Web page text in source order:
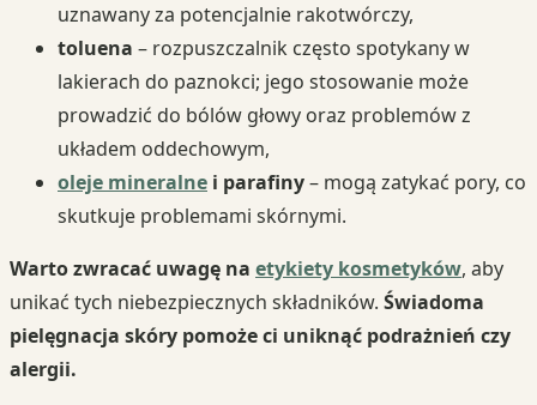
uznawany za potencjalnie rakotwórczy,
toluena – rozpuszczalnik często spotykany w
lakierach do paznokci; jego stosowanie może
prowadzić do bólów głowy oraz problemów z
układem oddechowym,
oleje mineralne i parafiny– mogą zatykać pory, co
skutkuje problemami skórnymi.
Warto zwracać uwagę na etykiety kosmetyków, aby
unikać tych niebezpiecznych składników. Świadoma
pielęgnacja skóry pomoże ci uniknąć podrażnień czy
alergii.